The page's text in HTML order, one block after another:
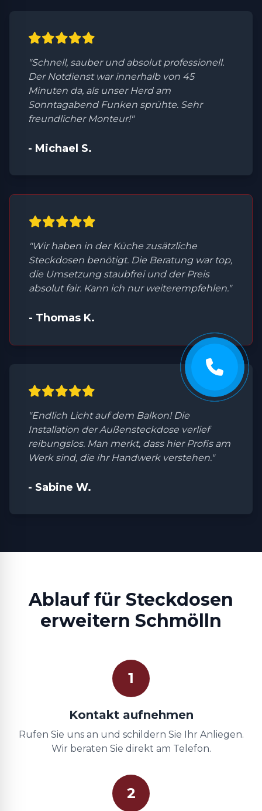
"Schnell, sauber und absolut professionell.
Der Notdienst war innerhalb von 45
Minuten da, als unser Herd am
Sonntagabend Funken sprühte. Sehr
freundlicher Monteur!"
- Michael S.
"Wir haben in der Küche zusätzliche
Steckdosen benötigt. Die Beratung war top,
die Umsetzung staubfrei und der Preis
absolut fair. Kann ich nur weiterempfehlen."
- Thomas K.
"Endlich Licht auf dem Balkon! Die
Installation der Außensteckdose verlief
reibungslos. Man merkt, dass hier Profis am
Werk sind, die ihr Handwerk verstehen."
- Sabine W.
Ablauf für Steckdosen
erweitern Schmölln
1
Kontakt aufnehmen
Rufen Sie uns an und schildern Sie Ihr Anliegen.
Wir beraten Sie direkt am Telefon.
2